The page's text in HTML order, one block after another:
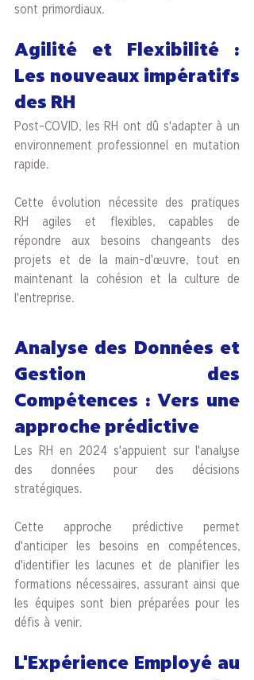
sont primordiaux.
Agilité et Flexibilité :
Les nouveaux impératifs
des RH
Post-COVID, les RH ont dû s'adapter à un
environnement professionnel en mutation
rapide.
Cette évolution nécessite des pratiques
RH agiles et flexibles, capables de
répondre aux besoins changeants des
projets et de la main-d'œuvre, tout en
maintenant la cohésion et la culture de
l'entreprise.
Analyse des Données et
Gestion des
Compétences : Vers une
approche prédictive
Les RH en 2024 s'appuient sur l'analyse
des données pour des décisions
stratégiques.
Cette approche prédictive permet
d'anticiper les besoins en compétences,
d'identifier les lacunes et de planifier les
formations nécessaires, assurant ainsi que
les équipes sont bien préparées pour les
défis à venir.
L'Expérience Employé au